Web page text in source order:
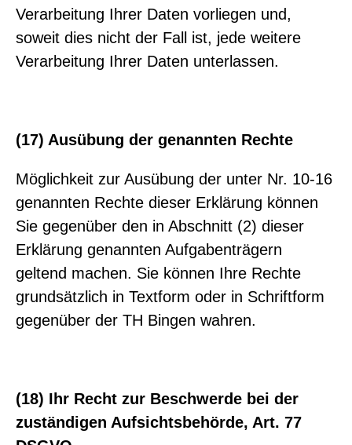
Verarbeitung Ihrer Daten vorliegen und,
soweit dies nicht der Fall ist, jede weitere
Verarbeitung Ihrer Daten unterlassen.
(17) Ausübung der genannten Rechte
Möglichkeit zur Ausübung der unter Nr. 10-16
genannten Rechte dieser Erklärung können
Sie gegenüber den in Abschnitt (2) dieser
Erklärung genannten Aufgabenträgern
geltend machen. Sie können Ihre Rechte
grundsätzlich in Textform oder in Schriftform
gegenüber der TH Bingen wahren.
(18) Ihr Recht zur Beschwerde bei der
zuständigen Aufsichtsbehörde, Art. 77